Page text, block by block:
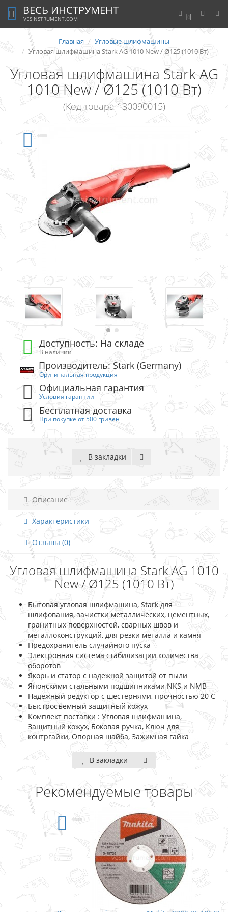
0
ВЕСЬ ИНСТРУМЕНТ
VESINSTRUMENT.COM
Главная
Угловые шлифмашины
Угловая шлифмашина Stark AG 1010 New / Ø125 (1010 Вт)
Угловая шлифмашина Stark AG
1010 New / Ø125 (1010 Вт)
(Код товара 130090015)
Доступность: На складе
В наличии
Производитель: Stark (Germany)
Оригинальная продукция
Официальная гарантия
Условия гарантии
Бесплатная доставка
При покупке от 500 гривен
В закладки
Описание
Характеристики
Отзывы (0)
Угловая шлифмашина Stark AG 1010
New / Ø125 (1010 Вт)
Бытовая угловая шлифмашина, Stark для
шлифования, зачистки металлических, цементных,
гранитных поверхностей, сварных швов и
металлоконструкций, для резки металла и камня
Предохранитель случайного пуска
Электронная система стабилизации количества
оборотов
Якорь и статор с надежной защитой от пыли
Японскими стальными подшипниками NKS и NMB
Надежный редуктор с шестернями, прочностью 20 C
Быстросъемный защитный кожух
Комплект поставки : Угловая шлифмашина,
Защитный кожух, Боковая ручка, Ключ для
контргайки, Опорная шайба, Зажимная гайка
В закладки
Рекомендуемые товары